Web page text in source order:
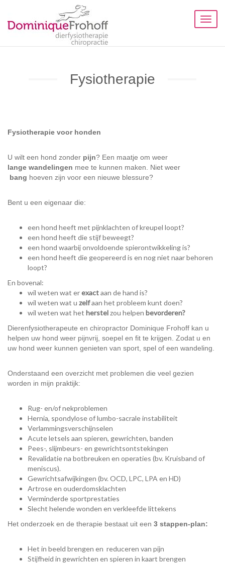
Fysiotherapie
Fysiotherapie voor honden
U wilt een hond zonder pijn? Een maatje om weer
lange wandelingen mee te kunnen maken. Niet weer
bang hoeven zijn voor een nieuwe blessure?
Bent u een eigenaar die:
een hond heeft met pijnklachten of kreupel loopt?
een hond heeft die stijf beweegt?
een hond waarbij onvoldoende spierontwikkeling is?
een hond heeft die geopereerd is en nog niet naar behoren
loopt?
En bovenal:
wil weten wat erexactaan de hand is?
wil weten wat u zelfaan het probleem kunt doen?
wil weten wat het herstelzou helpen bevorderen?
Dierenfysiotherapeute en chiropractor Dominique Frohoff kan u
helpen uw hond weer pijnvrij, soepel en fit te krijgen. Zodat u en
uw hond weer kunnen genieten van sport, spel of een wandeling.
Onderstaand een overzicht met problemen die veel gezien
worden in mijn praktijk:
Rug- en/of nekproblemen
Hernia, spondylose of lumbo-sacrale instabiliteit
Verlammingsverschijnselen
Acute letsels aan spieren, gewrichten, banden
Pees-, slijmbeurs- en gewrichtsontstekingen
Revalidatie na botbreuken en operaties (bv. Kruisband of
meniscus).
Gewrichtsafwijkingen (bv. OCD, LPC, LPA en HD)
Artrose en ouderdomsklachten
Verminderde sportprestaties
Slecht helende wonden en verkleefde littekens
Het onderzoek en de therapie bestaat uit een 3 stappen-plan:
Het in beeld brengen en reduceren van pijn
Stijfheid in gewrichten en spieren in kaart brengen